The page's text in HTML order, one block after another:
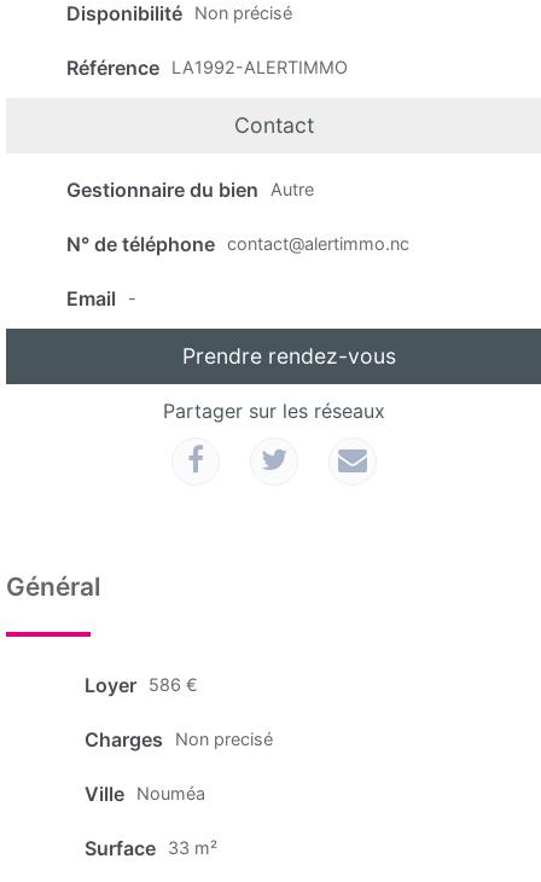
Disponibilité Non précisé
Référence LA1992-ALERTIMMO
Contact
Gestionnaire du bien Autre
N° de téléphone contact@alertimmo.nc
Email -
Prendre rendez-vous
Partager sur les réseaux
Général
Loyer 586 €
Charges Non precisé
Ville Nouméa
Surface 33 m²